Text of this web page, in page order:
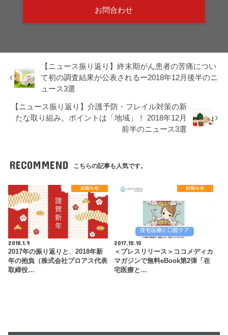
お問合わせ
【ニュース振り返り】終末期がん患者の苦痛につい
て初の調査結果が公表されるー2018年12月後半のニ
ュース3選
【ニュース振り返り】介護予防・フレイル対策の新
たな取り組み。ポイントは「地域」！ 2018年12月
前半のニュース3選
RECOMMEND こちらの記事も人気です。
お知らせ
2018.1.9
2017年の振り返りと、2018年新
年の抱負（株式会社プロアス代表
取締役…
お知らせ
2017.10.10
＜プレスリリース＞ココメディカ
マガジンで無料eBook第2弾「在
宅医療と…